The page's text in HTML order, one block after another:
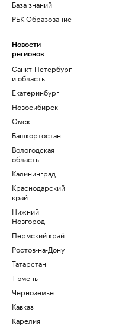
База знаний
РБК Образование
Новости
регионов
Санкт-Петербург
и область
Екатеринбург
Новосибирск
Омск
Башкортостан
Вологодская
область
Калининград
Краснодарский
край
Нижний
Новгород
Пермский край
Ростов-на-Дону
Татарстан
Тюмень
Черноземье
Кавказ
Карелия